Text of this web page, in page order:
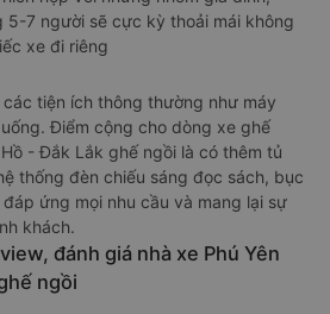
5-7 người sẽ cực kỳ thoải mái không
xe đi riêng
tiện ích thông thường như máy
Điểm cộng cho dòng xe ghế
- Đắk Lắk ghế ngồi là có thêm tủ
thống đèn chiếu sáng đọc sách, bục
ứng mọi nhu cầu và mang lại sự
khách.
đánh giá nhà xe Phú Yên
ngồi